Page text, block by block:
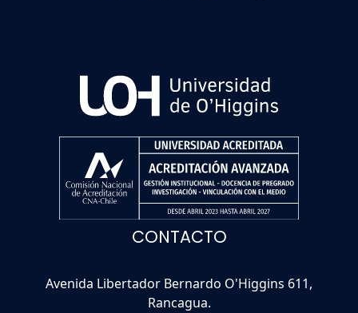
CONTACTO
Avenida Libertador Bernardo O'Higgins 611,
Rancagua.